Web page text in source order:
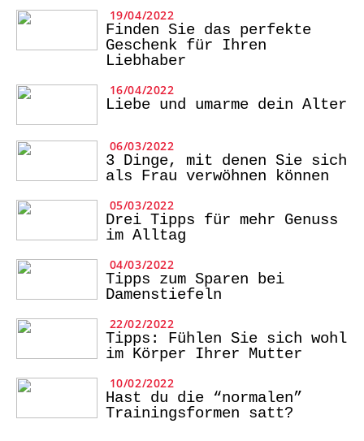
19/04/2022
Finden Sie das perfekte
Geschenk für Ihren
Liebhaber
16/04/2022
Liebe und umarme dein Alter
06/03/2022
3 Dinge, mit denen Sie sich
als Frau verwöhnen können
05/03/2022
Drei Tipps für mehr Genuss
im Alltag
04/03/2022
Tipps zum Sparen bei
Damenstiefeln
22/02/2022
Tipps: Fühlen Sie sich wohl
im Körper Ihrer Mutter
10/02/2022
Hast du die “normalen”
Trainingsformen satt?